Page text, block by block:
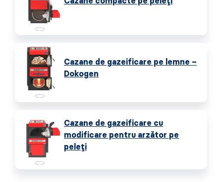
Cazane de gazeificare pe lemne –
Dokogen
Cazane de gazeificare cu
modificare pentru arzător pe
peleți